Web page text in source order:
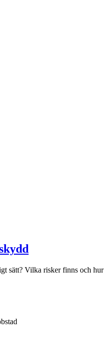
sätt? Vilka risker finns och